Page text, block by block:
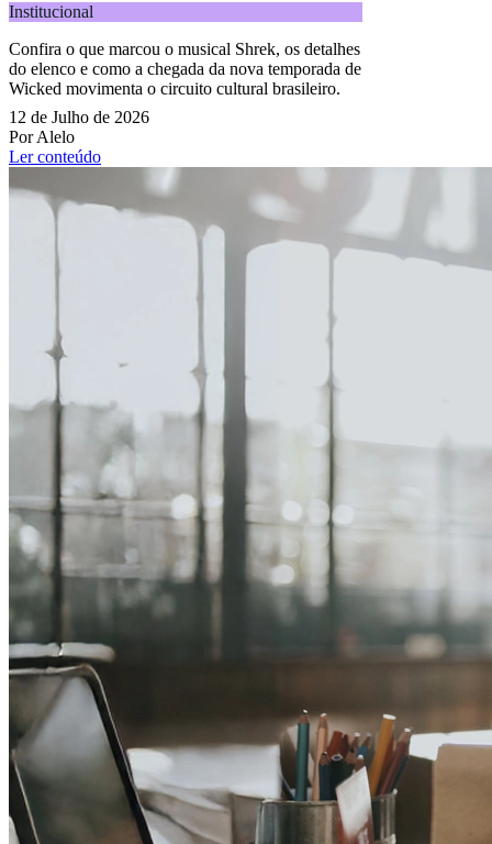
Institucional
Confira o que marcou o musical Shrek, os detalhes
do elenco e como a chegada da nova temporada de
Wicked movimenta o circuito cultural brasileiro.
12 de Julho de 2026
Por Alelo
Ler conteúdo